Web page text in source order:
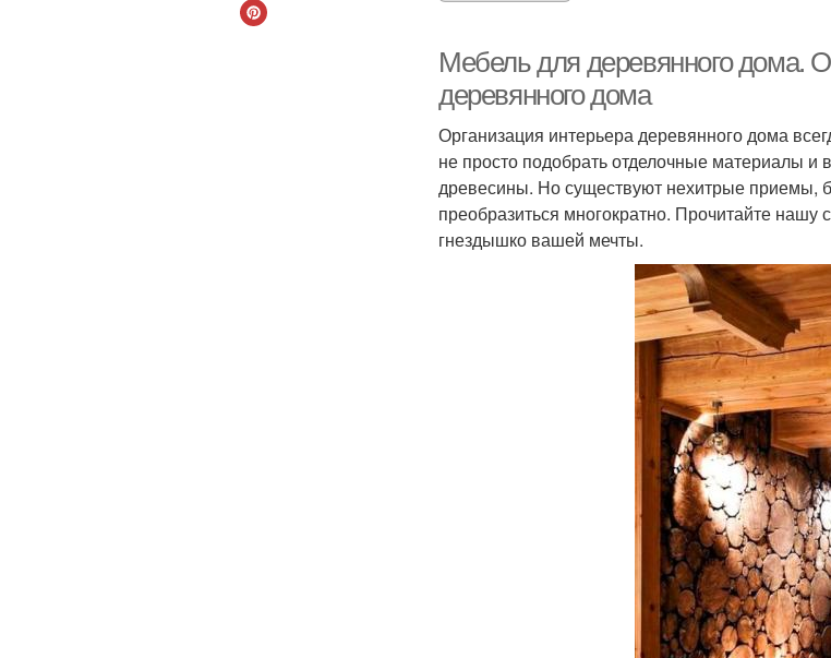
Мебель для деревянного дома.
деревянного дома
Организация интерьера деревянного дома
не просто подобрать отделочные материалы
древесины. Но существуют нехитрые приемы,
преобразиться многократно. Прочитайте нашу
гнездышко вашей мечты.